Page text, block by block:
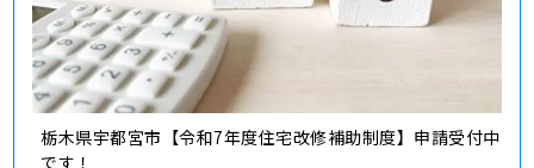
栃木県宇都宮市【令和7年度住宅改修補助制度】申請受付中
です！